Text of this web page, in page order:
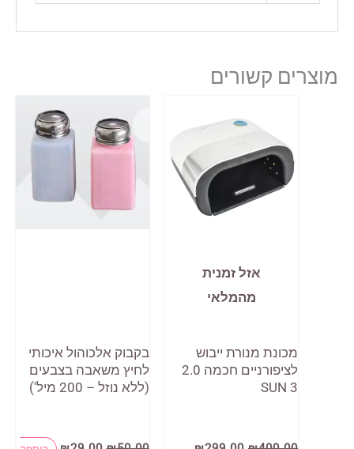
מוצרים קשורים
אזל זמנית
מהמלאי
מכונת מנורת ייבוש
לציפורניים חכמה 2.0
SUN 3
המחיר
בקבוק אלכוהול איכותי
לחיץ משאבה בצבעים
(ללא נוזל – 200 מיל')
המחיר המחיר